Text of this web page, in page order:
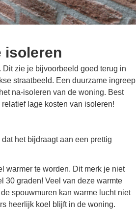
isoleren
Dit zie je bijvoorbeeld goed terug in
straatbeeld. Een duurzame ingreep
na-isoleren van de woning. Best
lage kosten van isoleren!
het bijdraagt aan een prettig
warmer te worden. Dit merk je niet
30 graden! Veel van deze warmte
spouwmuren kan warme lucht niet
heerlijk koel blijft in de woning.